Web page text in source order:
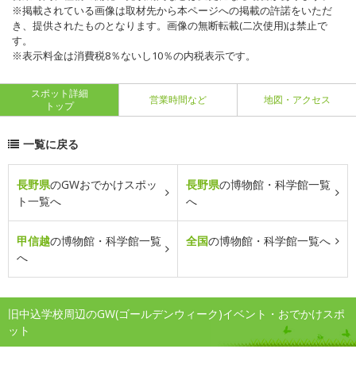
※掲載されている画像は取材先から本ページへの掲載の許諾をいただ
き、提供されたものとなります。画像の無断転載(二次使用)は禁止で
す。
※表示料金は消費税8％ないし10％の内税表示です。
スポット詳細
トップ
営業時間など 地図・アクセス
一覧に戻る
長野県のGWおでかけスポッ
ト一覧へ
長野県の博物館・科学館一覧
へ
甲信越の博物館・科学館一覧
へ
全国の博物館・科学館一覧へ
旧中込学校周辺のGW(ゴールデンウィーク)イベント・おでかけスポ
ット